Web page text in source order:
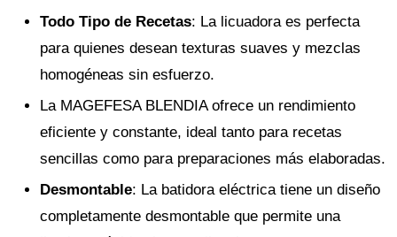
Todo Tipo de Recetas: La licuadora es perfecta
para quienes desean texturas suaves y mezclas
homogéneas sin esfuerzo.
La MAGEFESA BLENDIA ofrece un rendimiento
eficiente y constante, ideal tanto para recetas
sencillas como para preparaciones más elaboradas.
Desmontable: La batidora eléctrica tiene un diseño
completamente desmontable que permite una